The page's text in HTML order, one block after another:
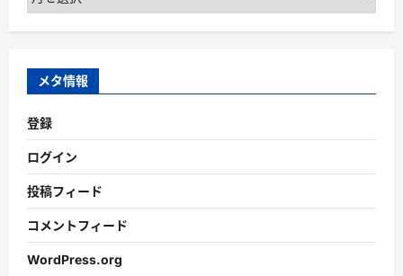
ー
カ
ブ
メタ情報
登録
ログイン
投稿フィード
コメントフィード
WordPress.org